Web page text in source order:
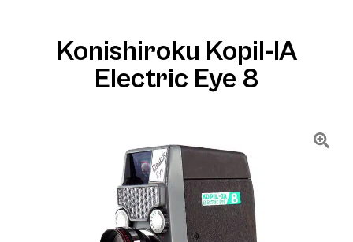
Konishiroku Kopil-IA
Electric Eye 8